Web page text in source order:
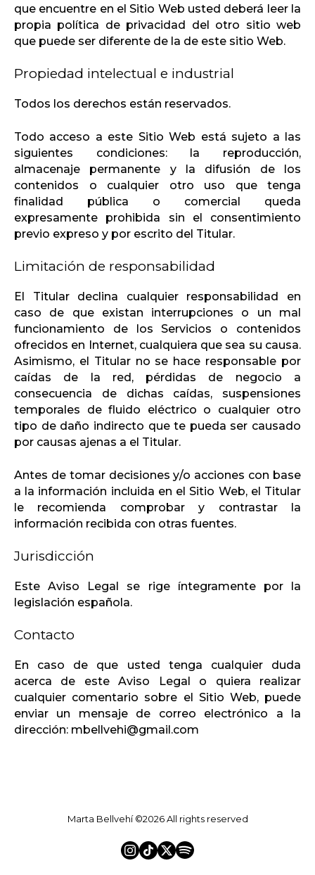
que encuentre en el Sitio Web usted deberá leer la
propia política de privacidad del otro sitio web
que puede ser diferente de la de este sitio Web.
Propiedad intelectual e industrial
Todos los derechos están reservados.
Todo acceso a este Sitio Web está sujeto a las
siguientes condiciones: la reproducción,
almacenaje permanente y la difusión de los
contenidos o cualquier otro uso que tenga
finalidad pública o comercial queda
expresamente prohibida sin el consentimiento
previo expreso y por escrito del Titular.
Limitación de responsabilidad
El Titular declina cualquier responsabilidad en
caso de que existan interrupciones o un mal
funcionamiento de los Servicios o contenidos
ofrecidos en Internet, cualquiera que sea su causa.
Asimismo, el Titular no se hace responsable por
caídas de la red, pérdidas de negocio a
consecuencia de dichas caídas, suspensiones
temporales de fluido eléctrico o cualquier otro
tipo de daño indirecto que te pueda ser causado
por causas ajenas a el Titular.
Antes de tomar decisiones y/o acciones con base
a la información incluida en el Sitio Web, el Titular
le recomienda comprobar y contrastar la
información recibida con otras fuentes.
Jurisdicción
Este Aviso Legal se rige íntegramente por la
legislación española.
Contacto
En caso de que usted tenga cualquier duda
acerca de este Aviso Legal o quiera realizar
cualquier comentario sobre el Sitio Web, puede
enviar un mensaje de correo electrónico a la
dirección: mbellvehi@gmail.com
Marta Bellvehí ©2026 All rights reserved